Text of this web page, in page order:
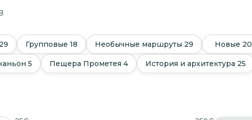
29 Групповые 18 Необычные маршруты 29 Новые 20
5 Пещера Прометея 4 История и архитектура 25